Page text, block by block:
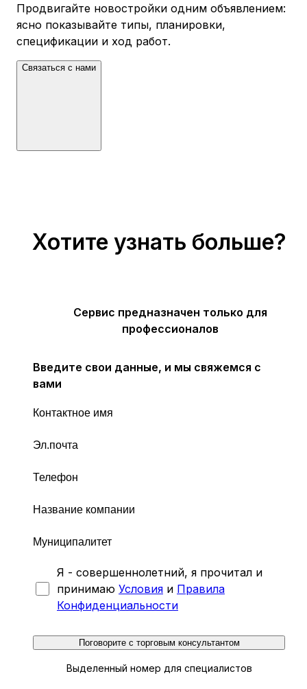
Продвигайте новостройки одним объявлением:
ясно показывайте типы, планировки,
спецификации и ход работ.
Связаться с нами
Хотите узнать больше?
Сервис предназначен только для
профессионалов
Введите свои данные, и мы свяжемся с
вами
Я - совершеннолетний, я прочитал и
принимаю Условия и Правила
Конфиденциальности
Поговорите с торговым консультантом
Выделенный номер для специалистов